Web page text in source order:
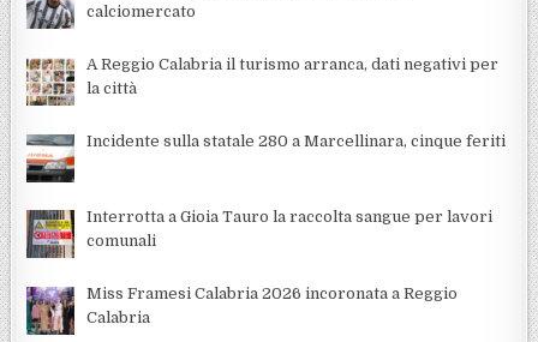
calciomercato
A Reggio Calabria il turismo arranca, dati negativi per
la città
Incidente sulla statale 280 a Marcellinara, cinque feriti
Interrotta a Gioia Tauro la raccolta sangue per lavori
comunali
Miss Framesi Calabria 2026 incoronata a Reggio
Calabria